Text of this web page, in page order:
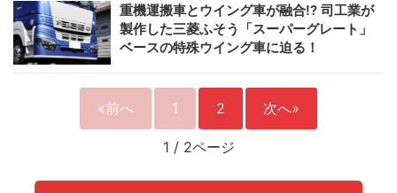
重機運搬車とウイング車が融合!? 司工業が
製作した三菱ふそう「スーパーグレート」
ベースの特殊ウイング車に迫る！
«前へ 1 2 次へ»
1 / 2ページ